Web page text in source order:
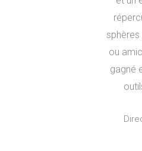
ou
gagné